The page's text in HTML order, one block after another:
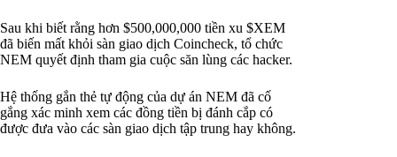
Sau khi biết rằng hơn $500,000,000 tiền xu $XEM
đã biến mất khỏi sàn giao dịch Coincheck, tổ chức
NEM quyết định tham gia cuộc săn lùng các hacker.
Hệ thống gắn thẻ tự động của dự án NEM đã cố
gắng xác minh xem các đồng tiền bị đánh cắp có
được đưa vào các sàn giao dịch tập trung hay không.